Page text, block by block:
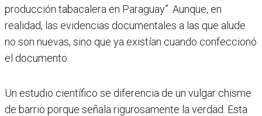
producción tabacalera en Paraguay”. Aunque, en
realidad, las eviden­cias documentales a las que alude
no son nue­vas, sino que ya existían cuando confeccionó
el documento.
Un estudio científico se diferencia de un vul­gar chisme
de barrio porque señala rigu­rosamente la verdad. Esta